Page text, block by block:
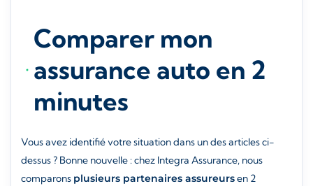
Comparer mon
assurance auto en 2
minutes
Vous avez identifié votre situation dans un des articles ci-
dessus ? Bonne nouvelle : chez Integra Assurance, nous
comparons plusieurs partenaires assureursen 2